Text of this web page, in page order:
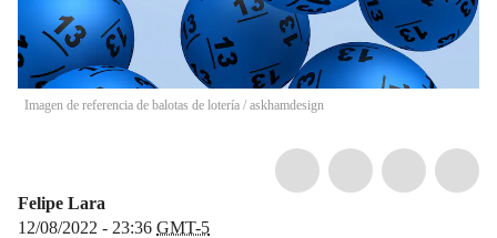
Imagen de referencia de balotas de lotería / askhamdesign
Felipe Lara
12/08/2022 - 23:36 GMT-5